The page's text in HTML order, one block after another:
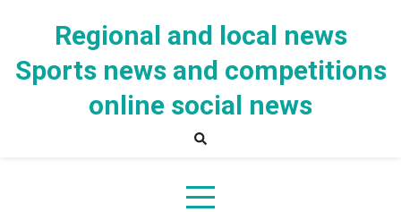
Regional and local news
Sports news and competitions
online social news